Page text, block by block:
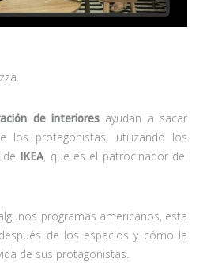
de interioresayudan a sacar
los protagonistas, utilizando los
IKEA, que es el patrocinador del
programas americanos, esta
de los espacios y cómo la
de sus protagonistas.